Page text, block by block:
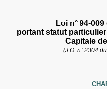
Loi n° 94-
portantstatut particulier
Capitale
(J.O. n° 2304